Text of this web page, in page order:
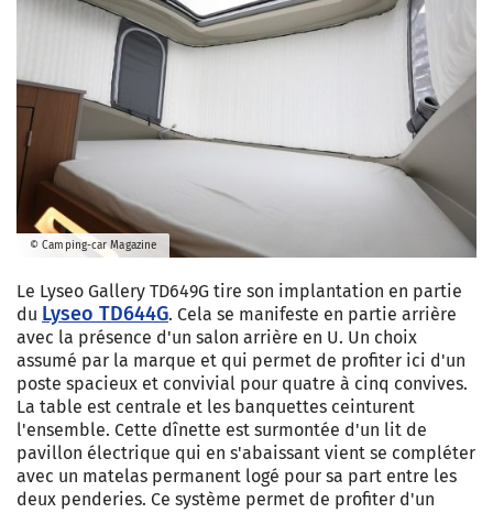
© Camping-car Magazine
Le Lyseo Gallery TD649G tire son implantation en partie
du Lyseo TD644G. Cela se manifeste en partie arrière
avec la présence d'un salon arrière en U. Un choix
assumé par la marque et qui permet de profiter ici d'un
poste spacieux et convivial pour quatre à cinq convives.
La table est centrale et les banquettes ceinturent
l'ensemble. Cette dînette est surmontée d'un lit de
pavillon électrique qui en s'abaissant vient se compléter
avec un matelas permanent logé pour sa part entre les
deux penderies. Ce système permet de profiter d'un